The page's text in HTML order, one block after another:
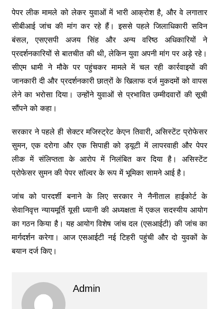
पेपर लीक मामले को लेकर युवाओं में भारी आक्रोश है, और वे लगातार
सीबीआई जांच की मांग कर रहे हैं। इससे पहले जिलाधिकारी सविन
बंसल, एसएसपी अजय सिंह और अन्य वरिष्ठ अधिकारियों ने
प्रदर्शनकारियों से बातचीत की थी, लेकिन युवा अपनी मांग पर अड़े रहे।
सीएम धामी ने मौके पर पहुंचकर मामले में चल रही कार्रवाइयों की
जानकारी दी और प्रदर्शनकारी छात्रों के खिलाफ दर्ज मुकदमों को वापस
लेने का भरोसा दिया। उन्होंने युवाओं से प्रभावित उम्मीदवारों की सूची
सौंपने को कहा।
सरकार ने पहले ही सेक्टर मजिस्ट्रेट केएन तिवारी, असिस्टेंट प्रोफेसर
सुमन, एक दरोगा और एक सिपाही को ड्यूटी में लापरवाही और पेपर
लीक में संलिप्तता के आरोप में निलंबित कर दिया है। असिस्टेंट
प्रोफेसर सुमन की पेपर सॉल्वर के रूप में भूमिका सामने आई है।
जांच को पारदर्शी बनाने के लिए सरकार ने नैनीताल हाईकोर्ट के
सेवानिवृत्त न्यायमूर्ति यूसी ध्यानी की अध्यक्षता में एकल सदस्यीय आयोग
का गठन किया है। यह आयोग विशेष जांच दल (एसआईटी) की जांच का
मार्गदर्शन करेगा। आज एसआईटी नई टिहरी पहुंची और दो युवकों के
बयान दर्ज किए।
Admin